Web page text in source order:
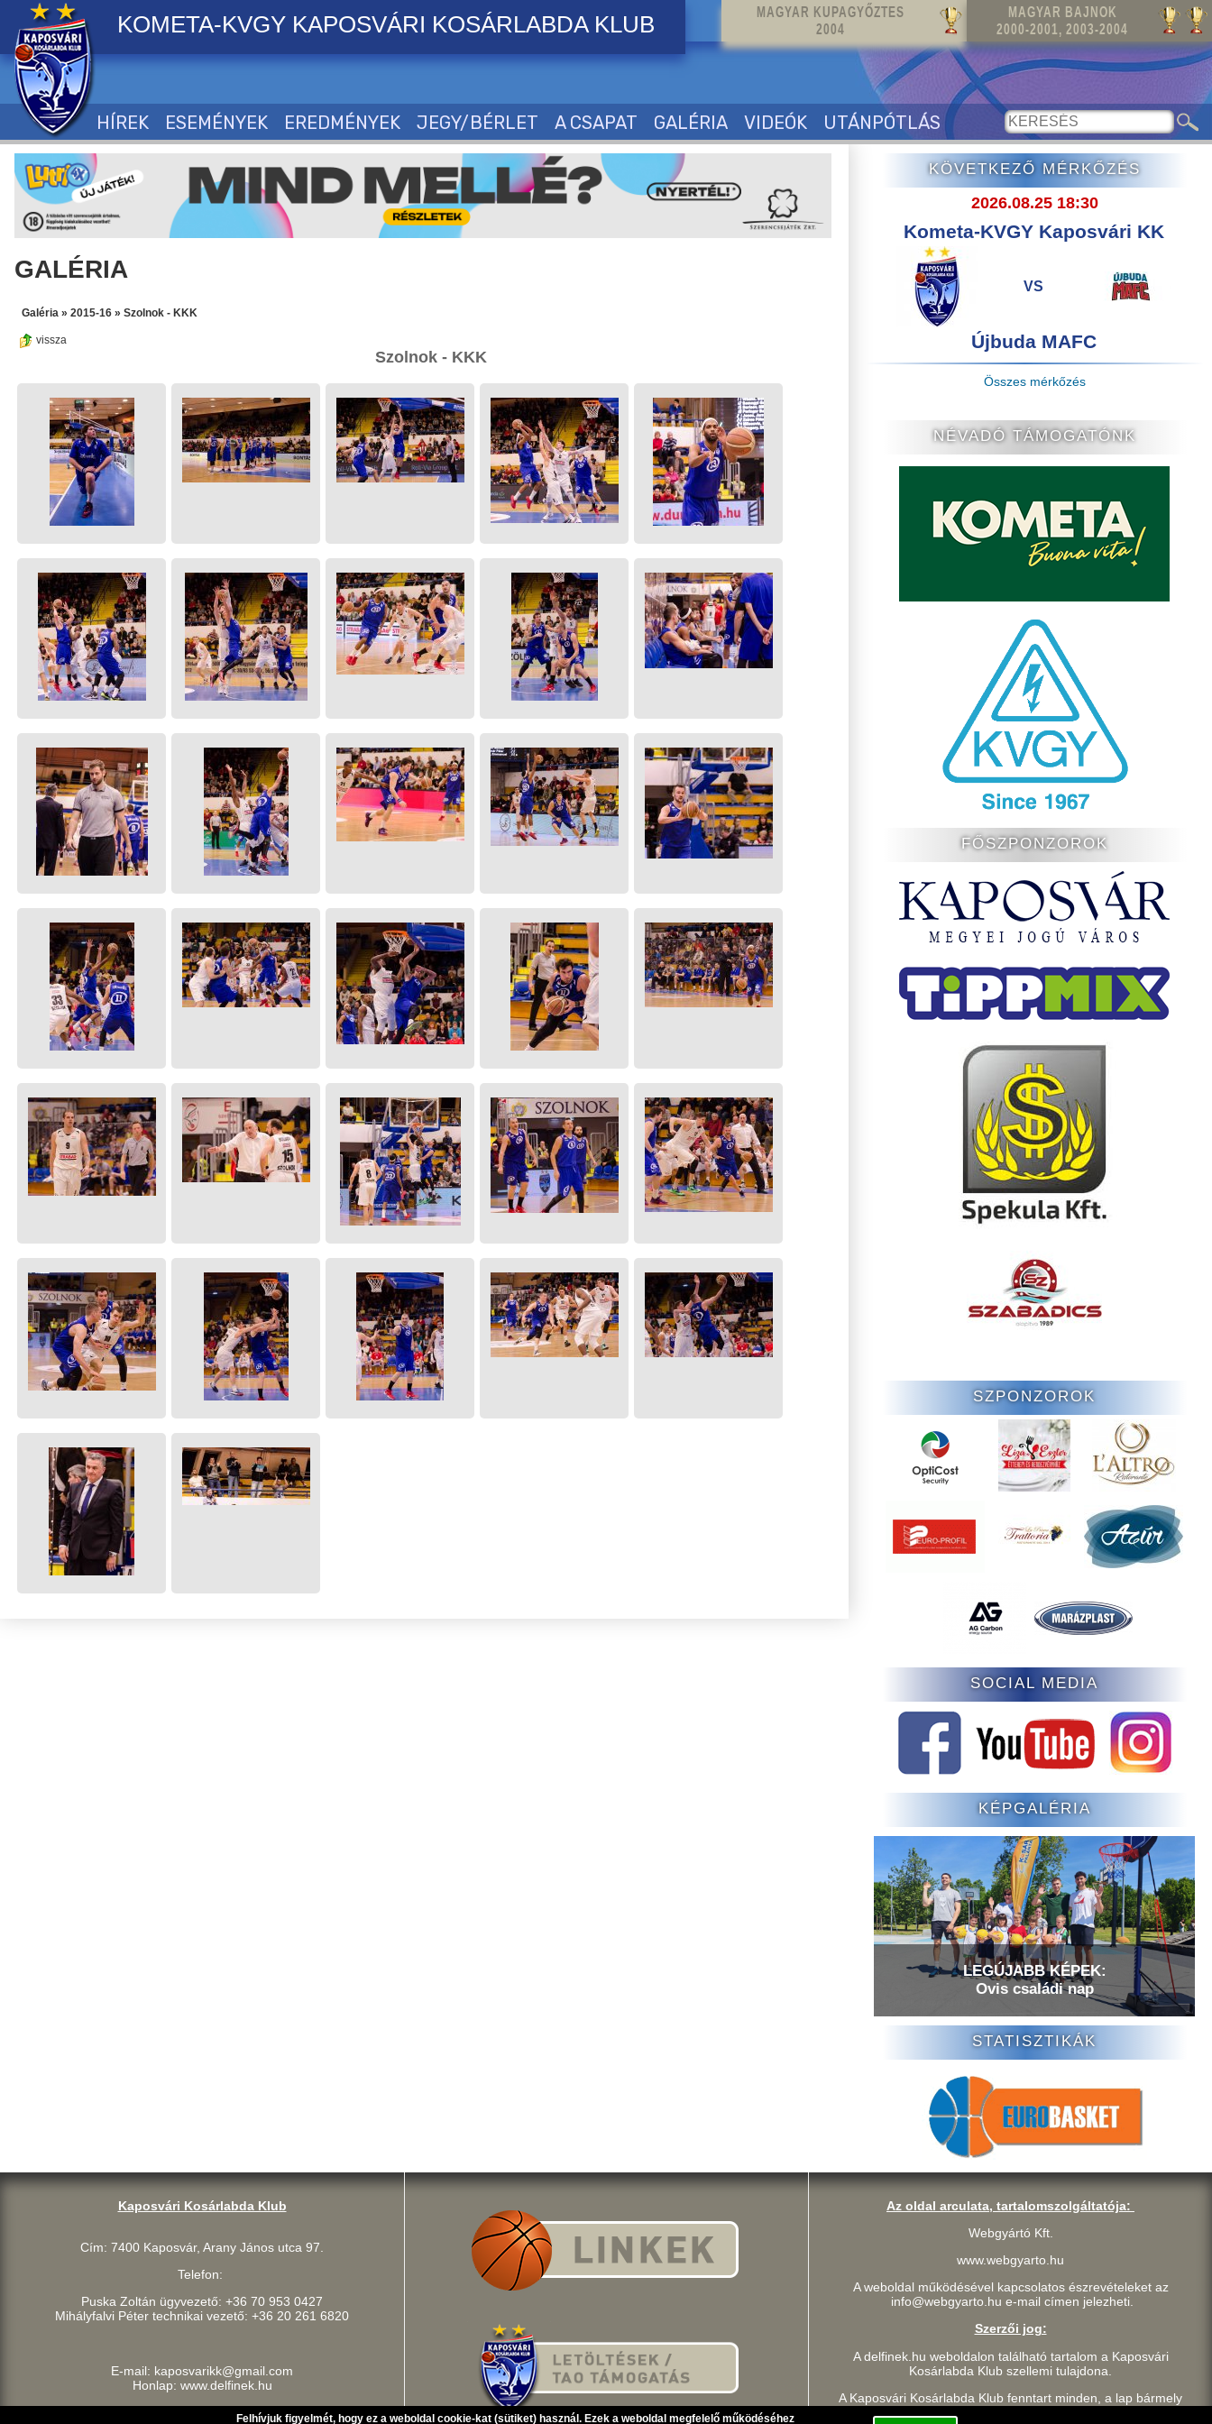
Felhívjuk figyelmét, hogy ez a weboldal cookie-kat (sütiket) használ. Ezek a weboldal megfelelő működéséhez
MAGYAR KUPAGYŐZTES
2004
MAGYAR BAJNOK
2000-2001, 2003-2004
KOMETA-KVGY KAPOSVÁRI KOSÁRLABDA KLUB
HÍREK ESEMÉNYEK EREDMÉNYEK JEGY/BÉRLET A CSAPAT GALÉRIA VIDEÓK UTÁNPÓTLÁS
GALÉRIA
Galéria » 2015-16 » Szolnok - KKK
vissza
Szolnok - KKK
KÖVETKEZŐ MÉRKŐZÉS
2026.08.25 18:30
Kometa-KVGY Kaposvári KK
VS
Újbuda MAFC
Összes mérkőzés
NÉVADÓ TÁMOGATÓNK
FŐSZPONZOROK
SZPONZOROK
SOCIAL MEDIA
KÉPGALÉRIA
LEGÚJABB KÉPEK:
Ovis családi nap
STATISZTIKÁK
Kaposvári Kosárlabda Klub
Cím: 7400 Kaposvár, Arany János utca 97.
Telefon:
Puska Zoltán ügyvezető: +36 70 953 0427
Mihályfalvi Péter technikai vezető: +36 20 261 6820
E-mail: kaposvarikk@gmail.com
Honlap: www.delfinek.hu
Az oldal arculata, tartalomszolgáltatója:
Webgyártó Kft.
www.webgyarto.hu
A weboldal működésével kapcsolatos észrevételeket az
info@webgyarto.hu e-mail címen jelezheti.
Szerzői jog:
A delfinek.hu weboldalon található tartalom a Kaposvári
Kosárlabda Klub szellemi tulajdona.
A Kaposvári Kosárlabda Klub fenntart minden, a lap bármely